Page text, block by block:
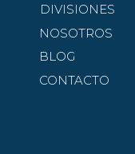
CONTACTO
DIVISIONES
NOSOTROS
BLOG